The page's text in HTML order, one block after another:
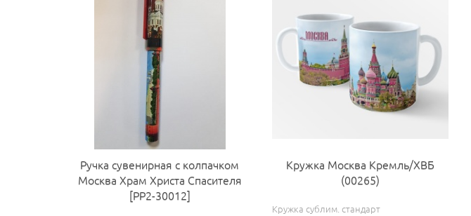
Ручка сувенирная с колпачком
Москва Храм Христа Спасителя
[РР2-30012]
Кружка Москва Кремль/ХВБ
(00265)
Кружка сублим. стандарт